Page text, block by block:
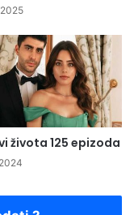
života 125 epizoda